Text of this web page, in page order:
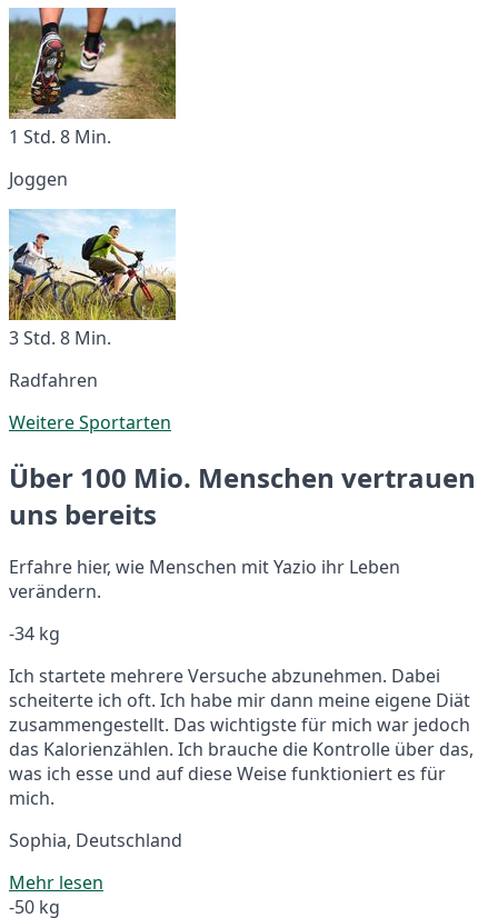
1 Std. 8 Min.
Joggen
3 Std. 8 Min.
Radfahren
Weitere Sportarten
Über 100 Mio. Menschen vertrauen
uns bereits
Erfahre hier, wie Menschen mit Yazio ihr Leben
verändern.
-34 kg
Ich startete mehrere Versuche abzunehmen. Dabei
scheiterte ich oft. Ich habe mir dann meine eigene Diät
zusammengestellt. Das wichtigste für mich war jedoch
das Kalorienzählen. Ich brauche die Kontrolle über das,
was ich esse und auf diese Weise funktioniert es für
mich.
Sophia, Deutschland
Mehr lesen
-50 kg